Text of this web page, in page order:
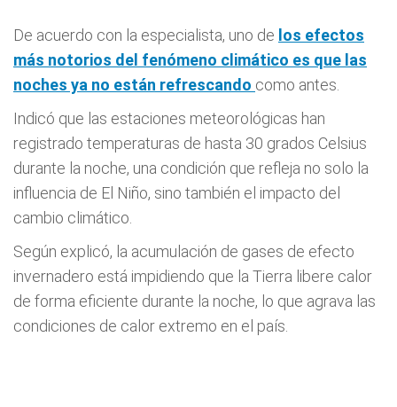
De acuerdo con la especialista, uno de los efectos
más notorios del fenómeno climático es que las
noches ya no están refrescando como antes.
Indicó que las estaciones meteorológicas han
registrado temperaturas de hasta 30 grados Celsius
durante la noche, una condición que refleja no solo la
influencia de El Niño, sino también el impacto del
cambio climático.
Según explicó, la acumulación de gases de efecto
invernadero está impidiendo que la Tierra libere calor
de forma eficiente durante la noche, lo que agrava las
condiciones de calor extremo en el país.